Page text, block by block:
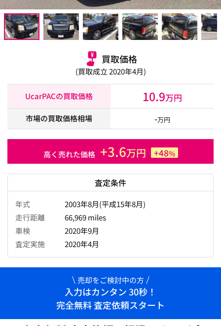
買取価格
(買取成立 2020年4月)
UcarPACの買取価格 10.9万円
市場の買取価格相場 -万円
高く売れた価格 +3.6万円 +48%
査定条件
年式
2003年8月(平成15年8月)
走行距離
66,969 miles
車検
2020年9月
査定実施
2020年4月
売却をご検討中の方
入力はカンタン 30秒！
完全無料 査定依頼スタート